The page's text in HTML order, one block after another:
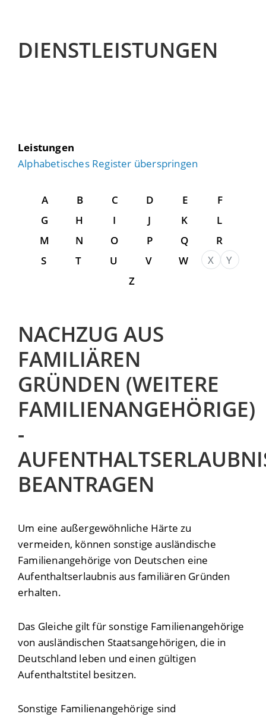
DIENSTLEISTUNGEN
Leistungen
Alphabetisches Register überspringen
A B C D E
F
G
H I J K
L
M
N O P Q
R
S
T U V W X
Y
Z
NACHZUG AUS
FAMILIÄREN
GRÜNDEN (WEITERE
FAMILIENANGEHÖRIGE)
-
BEANTRAGEN
Um eine außergewöhnliche Härte zu
vermeiden, können sonstige ausländische
Familienangehörige von Deutschen eine
Aufenthaltserlaubnis aus familiären Gründen
erhalten.
Das Gleiche gilt für sonstige Familienangehörige
von ausländischen Staatsangehörigen, die in
Deutschland leben und einen gültigen
Aufenthaltstitel besitzen.
Sonstige Familienangehörige sind